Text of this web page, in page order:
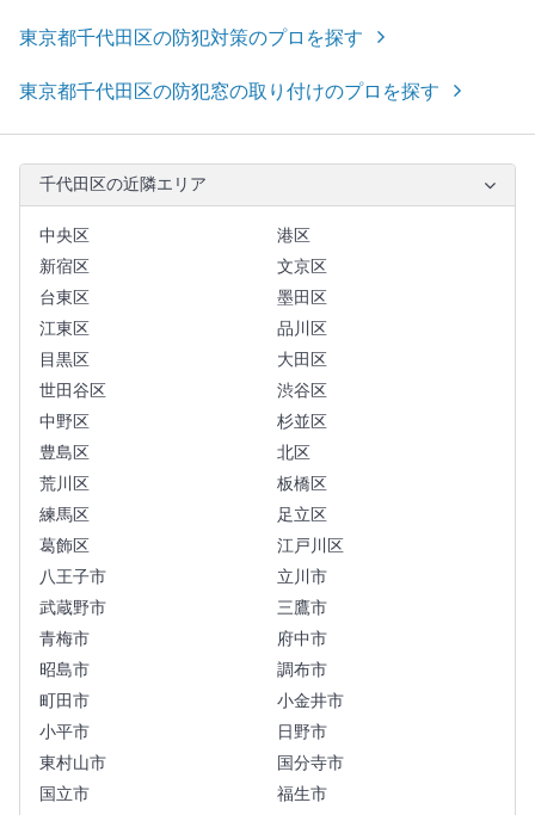
東京都千代田区の防犯対策のプロを探す
東京都千代田区の防犯窓の取り付けのプロを探す
千代田区の近隣エリア
中央区
港区
新宿区
文京区
台東区
墨田区
江東区
品川区
目黒区
大田区
世田谷区
渋谷区
中野区
杉並区
豊島区
北区
荒川区
板橋区
練馬区
足立区
葛飾区
江戸川区
八王子市
立川市
武蔵野市
三鷹市
青梅市
府中市
昭島市
調布市
町田市
小金井市
小平市
日野市
東村山市
国分寺市
国立市
福生市